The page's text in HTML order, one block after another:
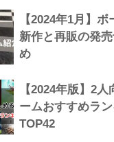
【2024年1月】
新作と再販の発
め
【2024年版】2
ームおすすめラ
TOP42